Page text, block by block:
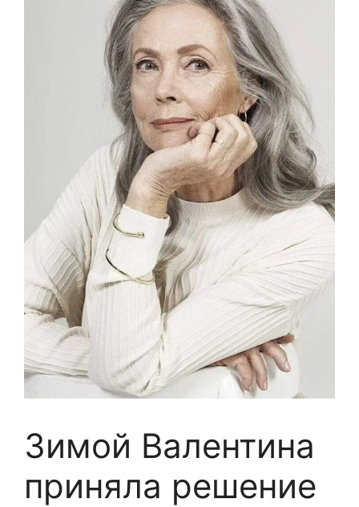
Зимой Валентина
приняла решение